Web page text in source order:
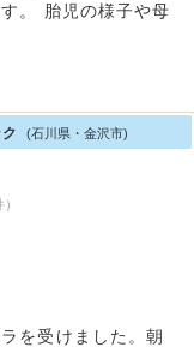
。 胎児の様子や母
(石川県・金沢市)
を受けました。朝